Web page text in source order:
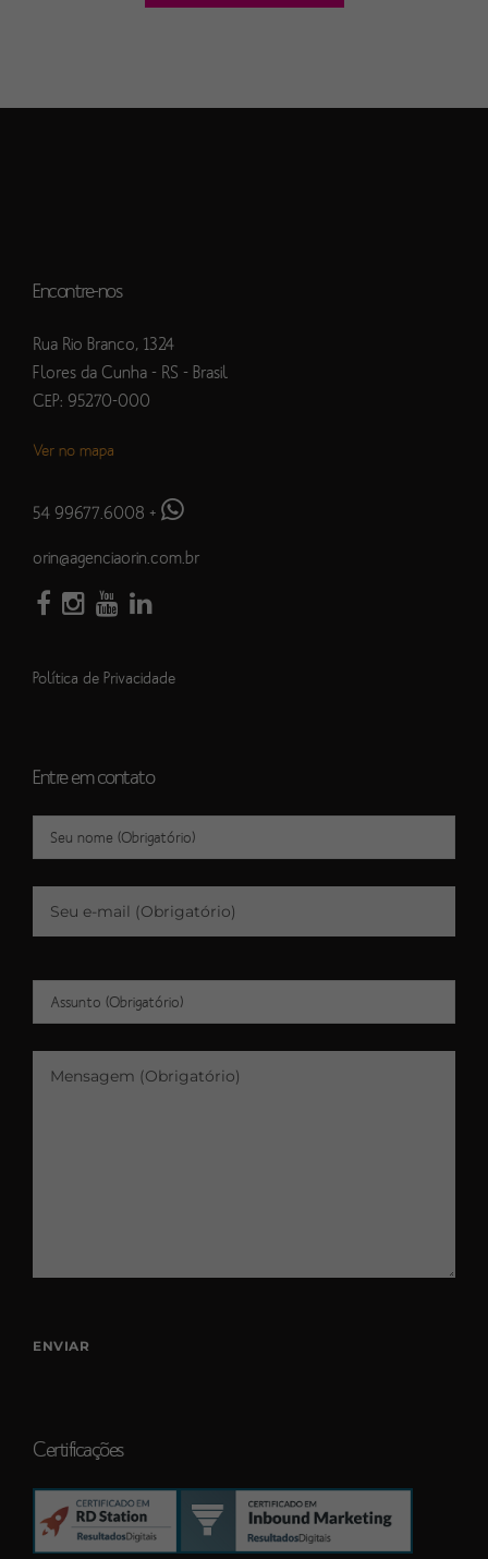
Encontre-nos
Rua Rio Branco, 1324
Flores da Cunha - RS - Brasil
CEP: 95270-000
Ver no mapa
54 99677.6008 +
orin@agenciaorin.com.br
Política de Privacidade
Entre em contato
Certificações